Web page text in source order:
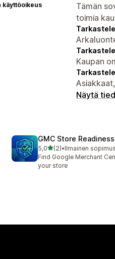
käyttöoikeus
Tämän
toimia
Kaupan
Näytä
GMC Store
5,0/ 5 tähteä
(2)
2 arvostelua yhteensä
•Ilmainen
Find Google Merchant
your store